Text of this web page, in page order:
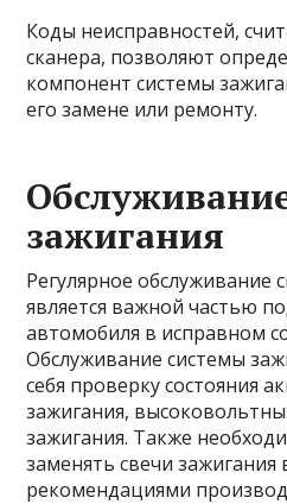
Коды неисправностей,
сканера, позволяют
компонент системы
его замене или ремонту.
зажигания
Регулярное обслуживание
является важной частью
автомобиля в исправном
Обслуживание системы
себя проверку состояния
зажигания,
зажигания. Также
заменять свечи зажигания
рекомендациями